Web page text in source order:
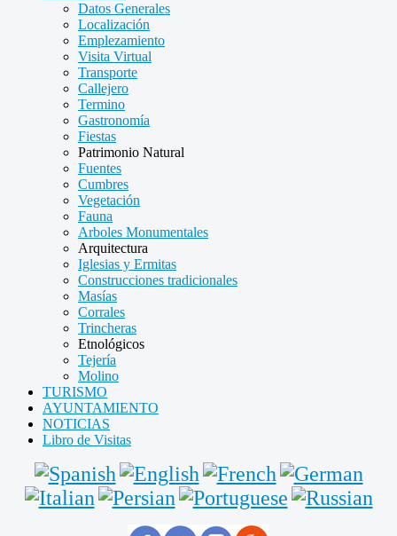
Datos Generales
Localización
Emplezamiento
Visita Virtual
Transporte
Callejero
Termino
Gastronomía
Fiestas
Patrimonio Natural
Fuentes
Cumbres
Vegetación
Fauna
Arboles Monumentales
Arquitectura
Iglesias y Ermitas
Construcciones tradicionales
Masías
Corrales
Trincheras
Etnológicos
Tejería
Molino
TURISMO
AYUNTAMIENTO
NOTICIAS
Libro de Visitas